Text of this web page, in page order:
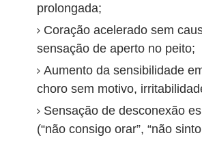
prolongada;
Coração acelerado sem
sensação de aperto no peito;
Aumento da sensibilidade
choro sem motivo,
Sensação de desconexão
(“não consigo orar”, “não